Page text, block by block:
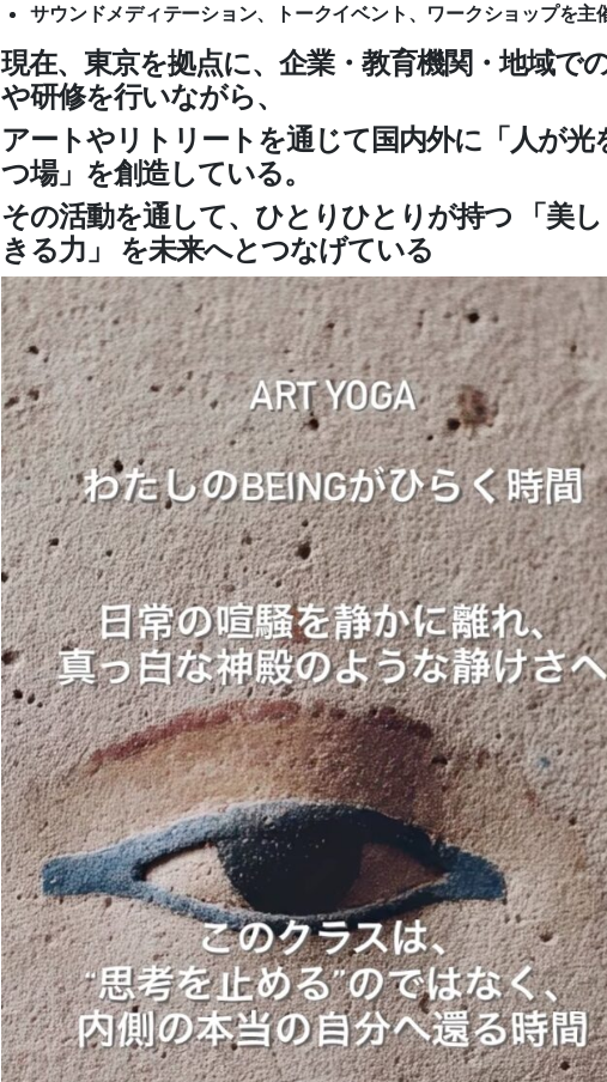
サウンドメディテーション、トークイベント、ワークショップを主
現在、東京を拠点に、企業・教育機関・地域で
や研修を行いながら、
アートやリトリートを通じて国内外に「人が光
つ場」を創造している。
その活動を通して、ひとりひとりが持つ 「美
きる力」 を未来へとつなげている